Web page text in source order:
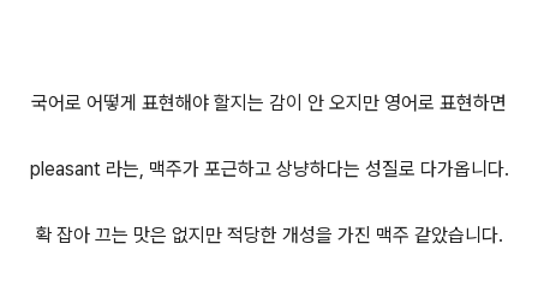
국어로 어떻게 표현해야 할지는 감이 안 오지만 영어로 표현하면
pleasant 라는, 맥주가 포근하고 상냥하다는 성질로 다가옵니다.
확 잡아 끄는 맛은 없지만 적당한 개성을 가진 맥주 같았습니다.